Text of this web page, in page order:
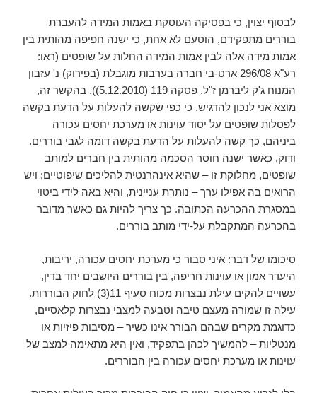
לבסוף יצוין, כי בפסיקה העוסקת באמות המידה להעברת
בוררים מתפקידם, הוטעם לא אחת, כי ישנה חפיפה מהותית בין
אמות מידה אלה לבין אמות המידה החלות על שופטים (ראו:
רע"א 296/08 ארט-בי חברה בערבות מוגבלת (בפירוק) נ' עזבון
המנוח ג'ק ליברמן ז"ל, פסקה 119 (5.12.2010)). בהקשר זה,
מוצא אני לנכון להדגיש, כי כפי שקשה להעלות על הדעת בקשה
לפסלות שופטים על יסוד עוינות או מערכת יחסים עכורה
ביניהם, כך קשה להעלות על הדעת בקשה דומה לגבי בוררים.
ודוק, כאשר ישנה חוסר הסכמה מהותית בין חברים למותב
שופטים, מחלוקת זו – שהיא אינהרנטית להליכים שיפוטיים; ויש
הרואים בה אפילו ערך – נותרת עניינית, והיא באה לידי ביטוי
במסגרת ההכרעה הכתובה. כך צריך להיות גם כאשר מדובר
בהכרעה המתקבלת על-ידי מותב בוררים.
סיכומו של דבר: איני סבור כי מערכת יחסים עכורה, יריבות,
היעדר אמון או עוינות חריפה, בין בוררים היושבים יחד בדין,
עשויים להקים עילת נבצרות מכוח סעיף 11(3) לחוק הבוררות.
עילה זו שמורה מעצם טיבה וטבעה למצבי נבצרות קלאסיים,
כדוגמת מקרים שבהם הבורר אינו כשיר – מסיבות פיזיות או
מנטליות – להמשיך לכהן בתפקיד, ואין היא מתאימה למצב של
עוינות או מערכת יחסים עכורה בין הבוררים.